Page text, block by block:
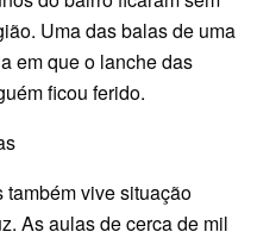
Uma das balas de uma
em que o lanche das
ficou ferido.
também vive situação
As aulas de cerca de mil